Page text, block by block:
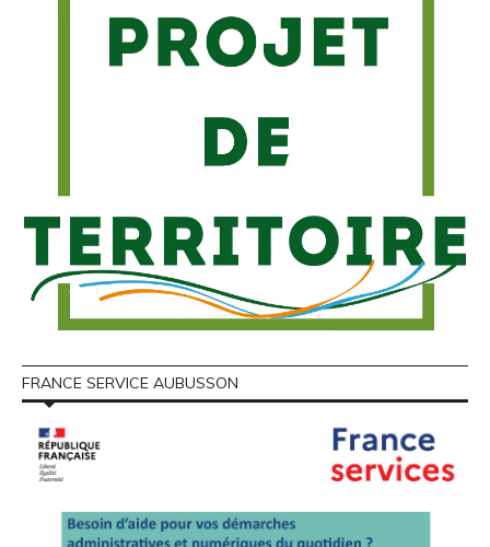
FRANCE SERVICE AUBUSSON